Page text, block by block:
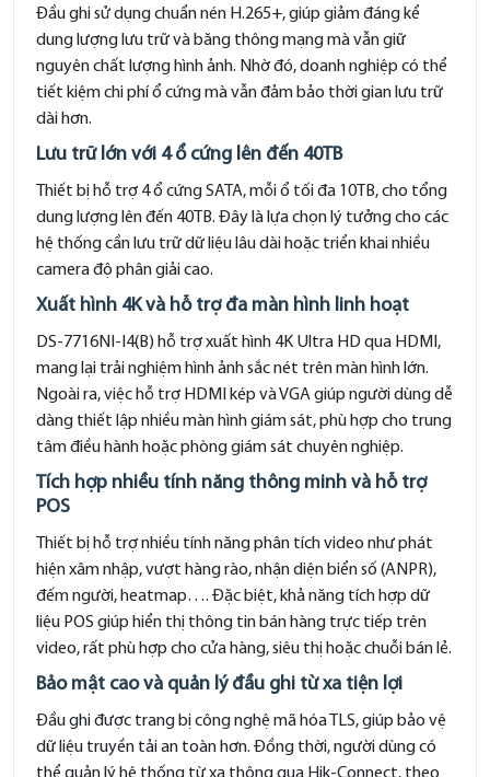
Đầu ghi sử dụng chuẩn nén H.265+, giúp giảm đáng kể
dung lượng lưu trữ và băng thông mạng mà vẫn giữ
nguyên chất lượng hình ảnh. Nhờ đó, doanh nghiệp có thể
tiết kiệm chi phí ổ cứng mà vẫn đảm bảo thời gian lưu trữ
dài hơn.
Lưu trữ lớn với 4 ổ cứng lên đến 40TB
Thiết bị hỗ trợ 4 ổ cứng SATA, mỗi ổ tối đa 10TB, cho tổng
dung lượng lên đến 40TB. Đây là lựa chọn lý tưởng cho các
hệ thống cần lưu trữ dữ liệu lâu dài hoặc triển khai nhiều
camera độ phân giải cao.
Xuất hình 4K và hỗ trợ đa màn hình linh hoạt
DS-7716NI-I4(B) hỗ trợ xuất hình 4K Ultra HD qua HDMI,
mang lại trải nghiệm hình ảnh sắc nét trên màn hình lớn.
Ngoài ra, việc hỗ trợ HDMI kép và VGA giúp người dùng dễ
dàng thiết lập nhiều màn hình giám sát, phù hợp cho trung
tâm điều hành hoặc phòng giám sát chuyên nghiệp.
Tích hợp nhiều tính năng thông minh và hỗ trợ
POS
Thiết bị hỗ trợ nhiều tính năng phân tích video như phát
hiện xâm nhập, vượt hàng rào, nhận diện biển số (ANPR),
đếm người, heatmap…. Đặc biệt, khả năng tích hợp dữ
liệu POS giúp hiển thị thông tin bán hàng trực tiếp trên
video, rất phù hợp cho cửa hàng, siêu thị hoặc chuỗi bán lẻ.
Bảo mật cao và quản lý đầu ghi từ xa tiện lợi
Đầu ghi được trang bị công nghệ mã hóa TLS, giúp bảo vệ
dữ liệu truyền tải an toàn hơn. Đồng thời, người dùng có